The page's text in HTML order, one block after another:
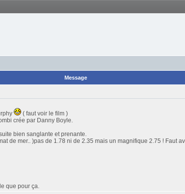
Message
( faut voir le film )
crée par Danny Boyle.
bien sanglante et prenante.
de mer.. )pas de 1.78 ni de 2.35 mais un magnifique 2.75 ! Faut
que pour ça.